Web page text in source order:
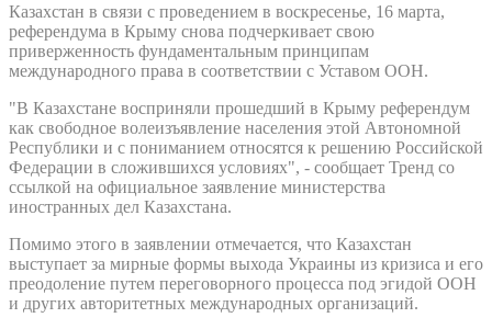
Казахстан в связи с проведением в воскресенье, 16 марта,
референдума в Крыму снова подчеркивает свою
приверженность фундаментальным принципам
международного права в соответствии с Уставом ООН.
"В Казахстане восприняли прошедший в Крыму референдум
как свободное волеизъявление населения этой Автономной
Республики и с пониманием относятся к решению Российской
Федерации в сложившихся условиях", - сообщает Тренд со
ссылкой на официальное заявление министерства
иностранных дел Казахстана.
Помимо этого в заявлении отмечается, что Казахстан
выступает за мирные формы выхода Украины из кризиса и его
преодоление путем переговорного процесса под эгидой ООН
и других авторитетных международных организаций.